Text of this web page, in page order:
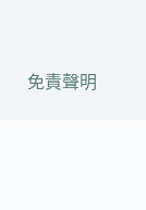
免責聲明